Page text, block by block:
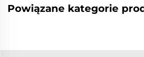
Powiązane kategorie